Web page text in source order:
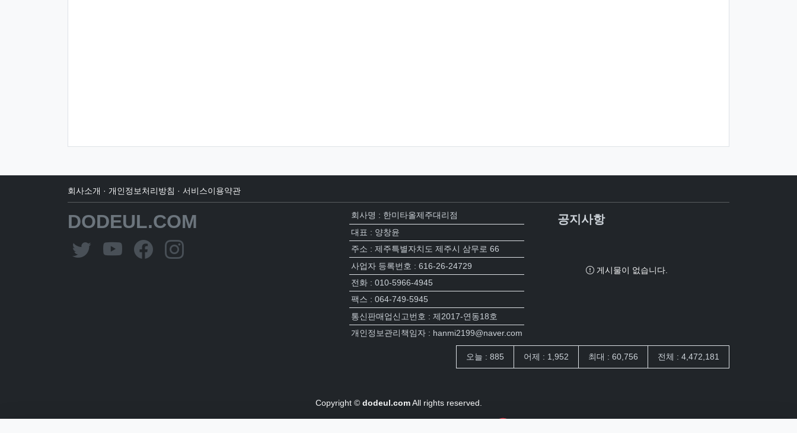
회사소개 · 개인정보처리방침 · 서비스이용약관
DODEUL.COM
회사명 : 한미타올제주대리점
대표 : 양창윤
주소 : 제주특별자치도 제주시 삼무로 66
사업자 등록번호 : 616-26-24729
전화 : 010-5966-4945
팩스 : 064-749-5945
통신판매업신고번호 : 제2017-연동18호
개인정보관리책임자 : hanmi2199@naver.com
공지사항
게시물이 없습니다.
오늘 : 885 어제 : 1,952 최대 : 60,756 전체 : 4,472,181
Copyright © dodeul.comAll rights reserved.